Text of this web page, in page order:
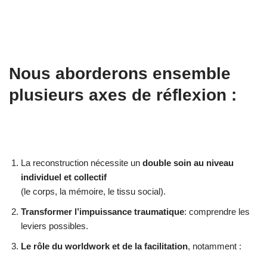
Nous aborderons ensemble
plusieurs axes de réflexion :
La reconstruction nécessite un double soin au niveau
individuel et collectif
(le corps, la mémoire, le tissu social).
Transformer l’impuissance traumatique: comprendre les
leviers possibles.
Le rôle du worldwork et de la facilitation, notamment :